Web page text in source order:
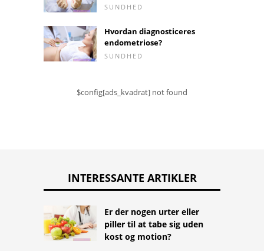
SUNDHED
Hvordan diagnosticeres
endometriose?
SUNDHED
$config[ads_kvadrat] not found
INTERESSANTE ARTIKLER
Er der nogen urter eller
piller til at tabe sig uden
kost og motion?